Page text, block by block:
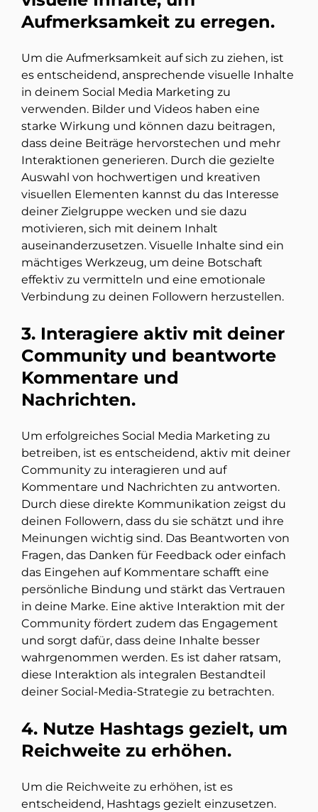
Aufmerksamkeit zu erregen.
Um die Aufmerksamkeit auf sich zu ziehen, ist
es entscheidend, ansprechende visuelle Inhalte
in deinem Social Media Marketing zu
verwenden. Bilder und Videos haben eine
starke Wirkung und können dazu beitragen,
dass deine Beiträge hervorstechen und mehr
Interaktionen generieren. Durch die gezielte
Auswahl von hochwertigen und kreativen
visuellen Elementen kannst du das Interesse
deiner Zielgruppe wecken und sie dazu
motivieren, sich mit deinem Inhalt
auseinanderzusetzen. Visuelle Inhalte sind ein
mächtiges Werkzeug, um deine Botschaft
effektiv zu vermitteln und eine emotionale
Verbindung zu deinen Followern herzustellen.
3. Interagiere aktiv mit deiner
Community und beantworte
Kommentare und
Nachrichten.
Um erfolgreiches Social Media Marketing zu
betreiben, ist es entscheidend, aktiv mit deiner
Community zu interagieren und auf
Kommentare und Nachrichten zu antworten.
Durch diese direkte Kommunikation zeigst du
deinen Followern, dass du sie schätzt und ihre
Meinungen wichtig sind. Das Beantworten von
Fragen, das Danken für Feedback oder einfach
das Eingehen auf Kommentare schafft eine
persönliche Bindung und stärkt das Vertrauen
in deine Marke. Eine aktive Interaktion mit der
Community fördert zudem das Engagement
und sorgt dafür, dass deine Inhalte besser
wahrgenommen werden. Es ist daher ratsam,
diese Interaktion als integralen Bestandteil
deiner Social-Media-Strategie zu betrachten.
4. Nutze Hashtags gezielt, um
Reichweite zu erhöhen.
Um die Reichweite zu erhöhen, ist es
entscheidend, Hashtags gezielt einzusetzen.